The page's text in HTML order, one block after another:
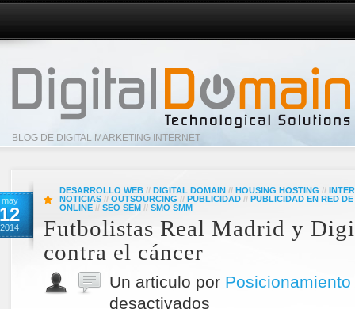
BLOG DE DIGITAL MARKETING INTERNET
may
12
2014
DESARROLLO WEB // DIGITAL DOMAIN // HOUSING HOSTING //
NOTICIAS // OUTSOURCING // PUBLICIDAD // PUBLICIDAD EN RED
ONLINE // SEO SEM // SMO SMM
Futbolistas Real Madrid y
contra el cáncer
Un articulo por Posicionamiento
desactivados